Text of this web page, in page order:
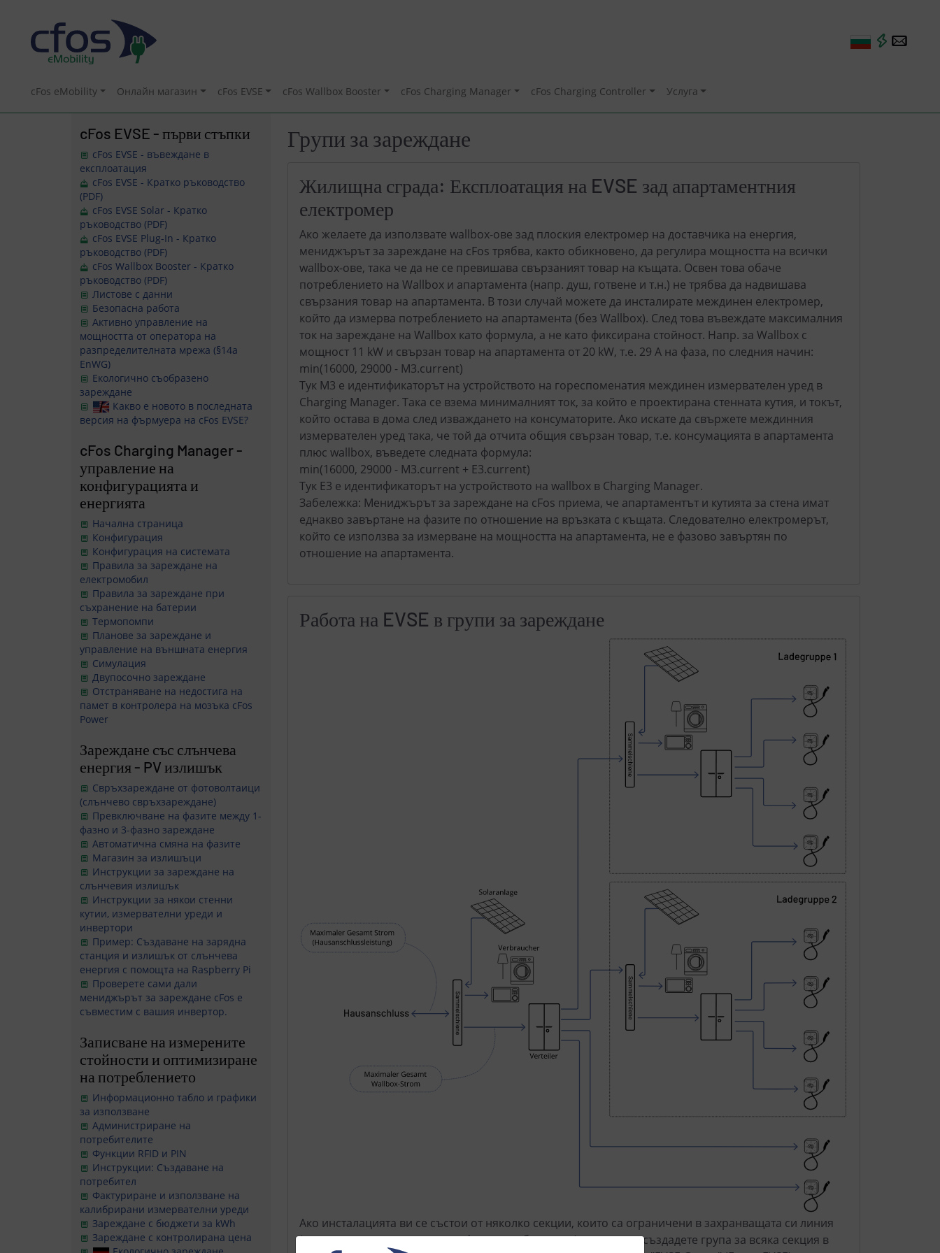
cFos eMobility Онлайн магазин cFos EVSE cFos Wallbox Booster cFos Charging Manager cFos Charging Controller Услуга
cFos EVSE - първи стъпки
cFos EVSE - въвеждане в
експлоатация
cFos EVSE - Кратко ръководство
(PDF)
cFos EVSE Solar - Кратко
ръководство (PDF)
cFos EVSE Plug-In - Кратко
ръководство (PDF)
cFos Wallbox Booster - Кратко
ръководство (PDF)
Листове с данни
Безопасна работа
Активно управление на
мощността от оператора на
разпределителната мрежа (§14a
EnWG)
Екологично съобразено
зареждане
Какво е новото в последната
версия на фърмуера на cFos EVSE?
cFos Charging Manager -
управление на
конфигурацията и
енергията
Начална страница
Конфигурация
Конфигурация на системата
Правила за зареждане на
електромобил
Правила за зареждане при
съхранение на батерии
Термопомпи
Планове за зареждане и
управление на външната енергия
Симулация
Двупосочно зареждане
Отстраняване на недостига на
памет в контролера на мозъка cFos
Power
Зареждане със слънчева
енергия - PV излишък
Свръхзареждане от фотоволтаици
(слънчево свръхзареждане)
Превключване на фазите между 1-
фазно и 3-фазно зареждане
Автоматична смяна на фазите
Магазин за излишъци
Инструкции за зареждане на
слънчевия излишък
Инструкции за някои стенни
кутии, измервателни уреди и
инвертори
Пример: Създаване на зарядна
станция и излишък от слънчева
енергия с помощта на Raspberry Pi
Проверете сами дали
мениджърът за зареждане cFos е
съвместим с вашия инвертор.
Записване на измерените
стойности и оптимизиране
на потреблението
Информационно табло и графики
за използване
Администриране на
потребителите
Функции RFID и PIN
Инструкции: Създаване на
потребител
Фактуриране и използване на
калибрирани измервателни уреди
Зареждане с бюджети за kWh
Зареждане с контролирана цена
Групи за зареждане
Жилищна сграда: Експлоатация на EVSE зад апартаментния
електромер
Ако желаете да използвате wallbox-ове зад плоския електромер на доставчика на енергия,
мениджърът за зареждане на cFos трябва, както обикновено, да регулира мощността на всички
wallbox-ове, така че да не се превишава свързаният товар на къщата. Освен това обаче
потреблението на Wallbox и апартамента (напр. душ, готвене и т.н.) не трябва да надвишава
свързания товар на апартамента. В този случай можете да инсталирате междинен електромер,
който да измерва потреблението на апартамента (без Wallbox). След това въвеждате максималния
ток на зареждане на Wallbox като формула, а не като фиксирана стойност. Напр. за Wallbox с
мощност 11 kW и свързан товар на апартамента от 20 kW, т.е. 29 А на фаза, по следния начин:
min(16000, 29000 - M3.current)
Тук M3 е идентификаторът на устройството на гореспоменатия междинен измервателен уред в
Charging Manager. Така се взема минималният ток, за който е проектирана стенната кутия, и токът,
който остава в дома след изваждането на консуматорите. Ако искате да свържете междинния
измервателен уред така, че той да отчита общия свързан товар, т.е. консумацията в апартамента
плюс wallbox, въведете следната формула:
min(16000, 29000 - M3.current + E3.current)
Тук E3 е идентификаторът на устройството на wallbox в Charging Manager.
Забележка: Мениджърът за зареждане на cFos приема, че апартаментът и кутията за стена имат
еднакво завъртане на фазите по отношение на връзката с къщата. Следователно електромерът,
който се използва за измерване на мощността на апартамента, не е фазово завъртян по
отношение на апартамента.
Работа на EVSE в групи за зареждане
Ако инсталацията ви се състои от няколко секции, които са ограничени в захранващата си линия
(например от шина или специфично окабеляване), можете да създадете група за всяка секция в